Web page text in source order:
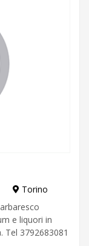
Torino
e liquori in
Tel 3792683081